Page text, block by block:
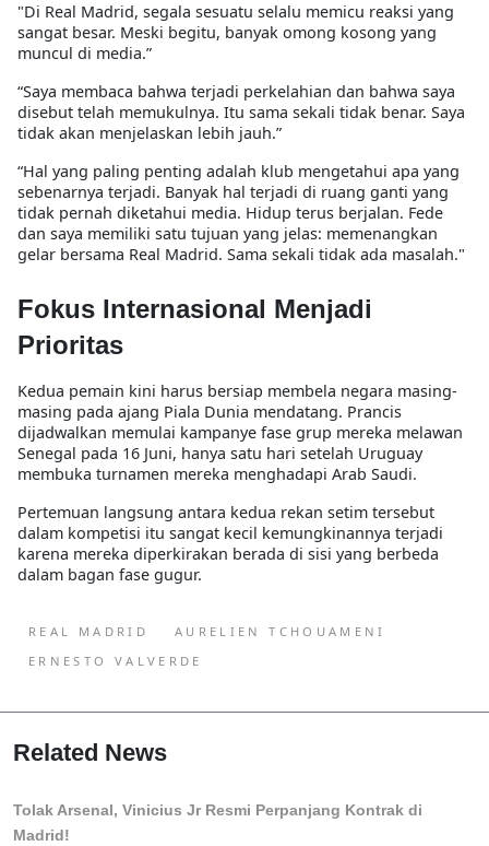
"Di Real Madrid, segala sesuatu selalu memicu reaksi yang
sangat besar. Meski begitu, banyak omong kosong yang
muncul di media.”
“Saya membaca bahwa terjadi perkelahian dan bahwa saya
disebut telah memukulnya. Itu sama sekali tidak benar. Saya
tidak akan menjelaskan lebih jauh.”
“Hal yang paling penting adalah klub mengetahui apa yang
sebenarnya terjadi. Banyak hal terjadi di ruang ganti yang
tidak pernah diketahui media. Hidup terus berjalan. Fede
dan saya memiliki satu tujuan yang jelas: memenangkan
gelar bersama Real Madrid. Sama sekali tidak ada masalah."
Fokus Internasional Menjadi
Prioritas
Kedua pemain kini harus bersiap membela negara masing-
masing pada ajang Piala Dunia mendatang. Prancis
dijadwalkan memulai kampanye fase grup mereka melawan
Senegal pada 16 Juni, hanya satu hari setelah Uruguay
membuka turnamen mereka menghadapi Arab Saudi.
Pertemuan langsung antara kedua rekan setim tersebut
dalam kompetisi itu sangat kecil kemungkinannya terjadi
karena mereka diperkirakan berada di sisi yang berbeda
dalam bagan fase gugur.
REAL MADRID
AURELIEN TCHOUAMENI
ERNESTO VALVERDE
Related News
Tolak Arsenal, Vinicius Jr Resmi Perpanjang Kontrak di
Madrid!